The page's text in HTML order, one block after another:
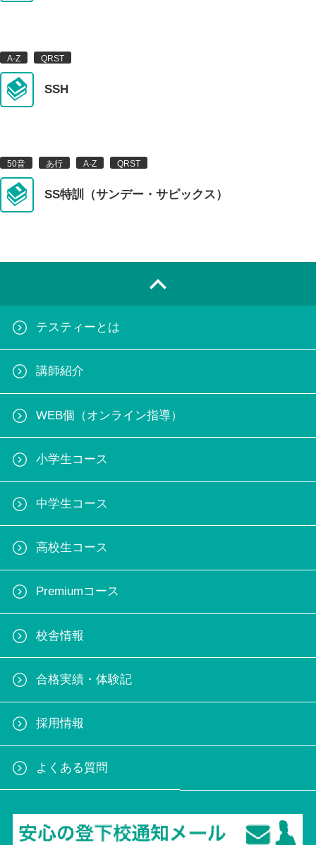
A-Z
QRST(4)
ABCD(3)
A-Z QRST
SSH
50音 あ行 A-Z QRST
SS特訓（サンデー・サピックス）
テスティーとは
講師紹介
WEB個（オンライン指導）
小学生コース
中学生コース
高校生コース
Premiumコース
校舎情報
合格実績・体験記
採用情報
よくある質問